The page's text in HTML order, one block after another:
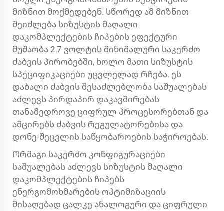
მიზნით მოქმედებენ. სწორედ ამ მიზნით
შეიძლება სიზუსტის მაღალი
დაკომპლექტების ჩიპების ეფექტური
მუშაობა 2,7 ვოლტის მინიმალური საკერძო
ძაბვის პირობებში, ხოლო მათი სიზუსტის
სპეციფიკაციები უცვლელად რჩება. ეს
დაბალი ძაბვის შესაძლებლობა საშუალებას
აძლევს პირდაპირ დაკავშირებას
თანამედროვე ციფრულ პროცესორებთან და
ამცირებს ძაბვის რეგულატორებისა და
დონე-შეცვლის საწყობაროების საჭიროებას.
Ორმაგი საკერძო კონფიგურაციები
საშუალებას აძლევს სიზუსტის მაღალი
დაკომპლექტების ჩიპებს
ენერგომოხმარების ოპტიმიზაციის
მისაღებად ცალკე ანალოგური და ციფრული